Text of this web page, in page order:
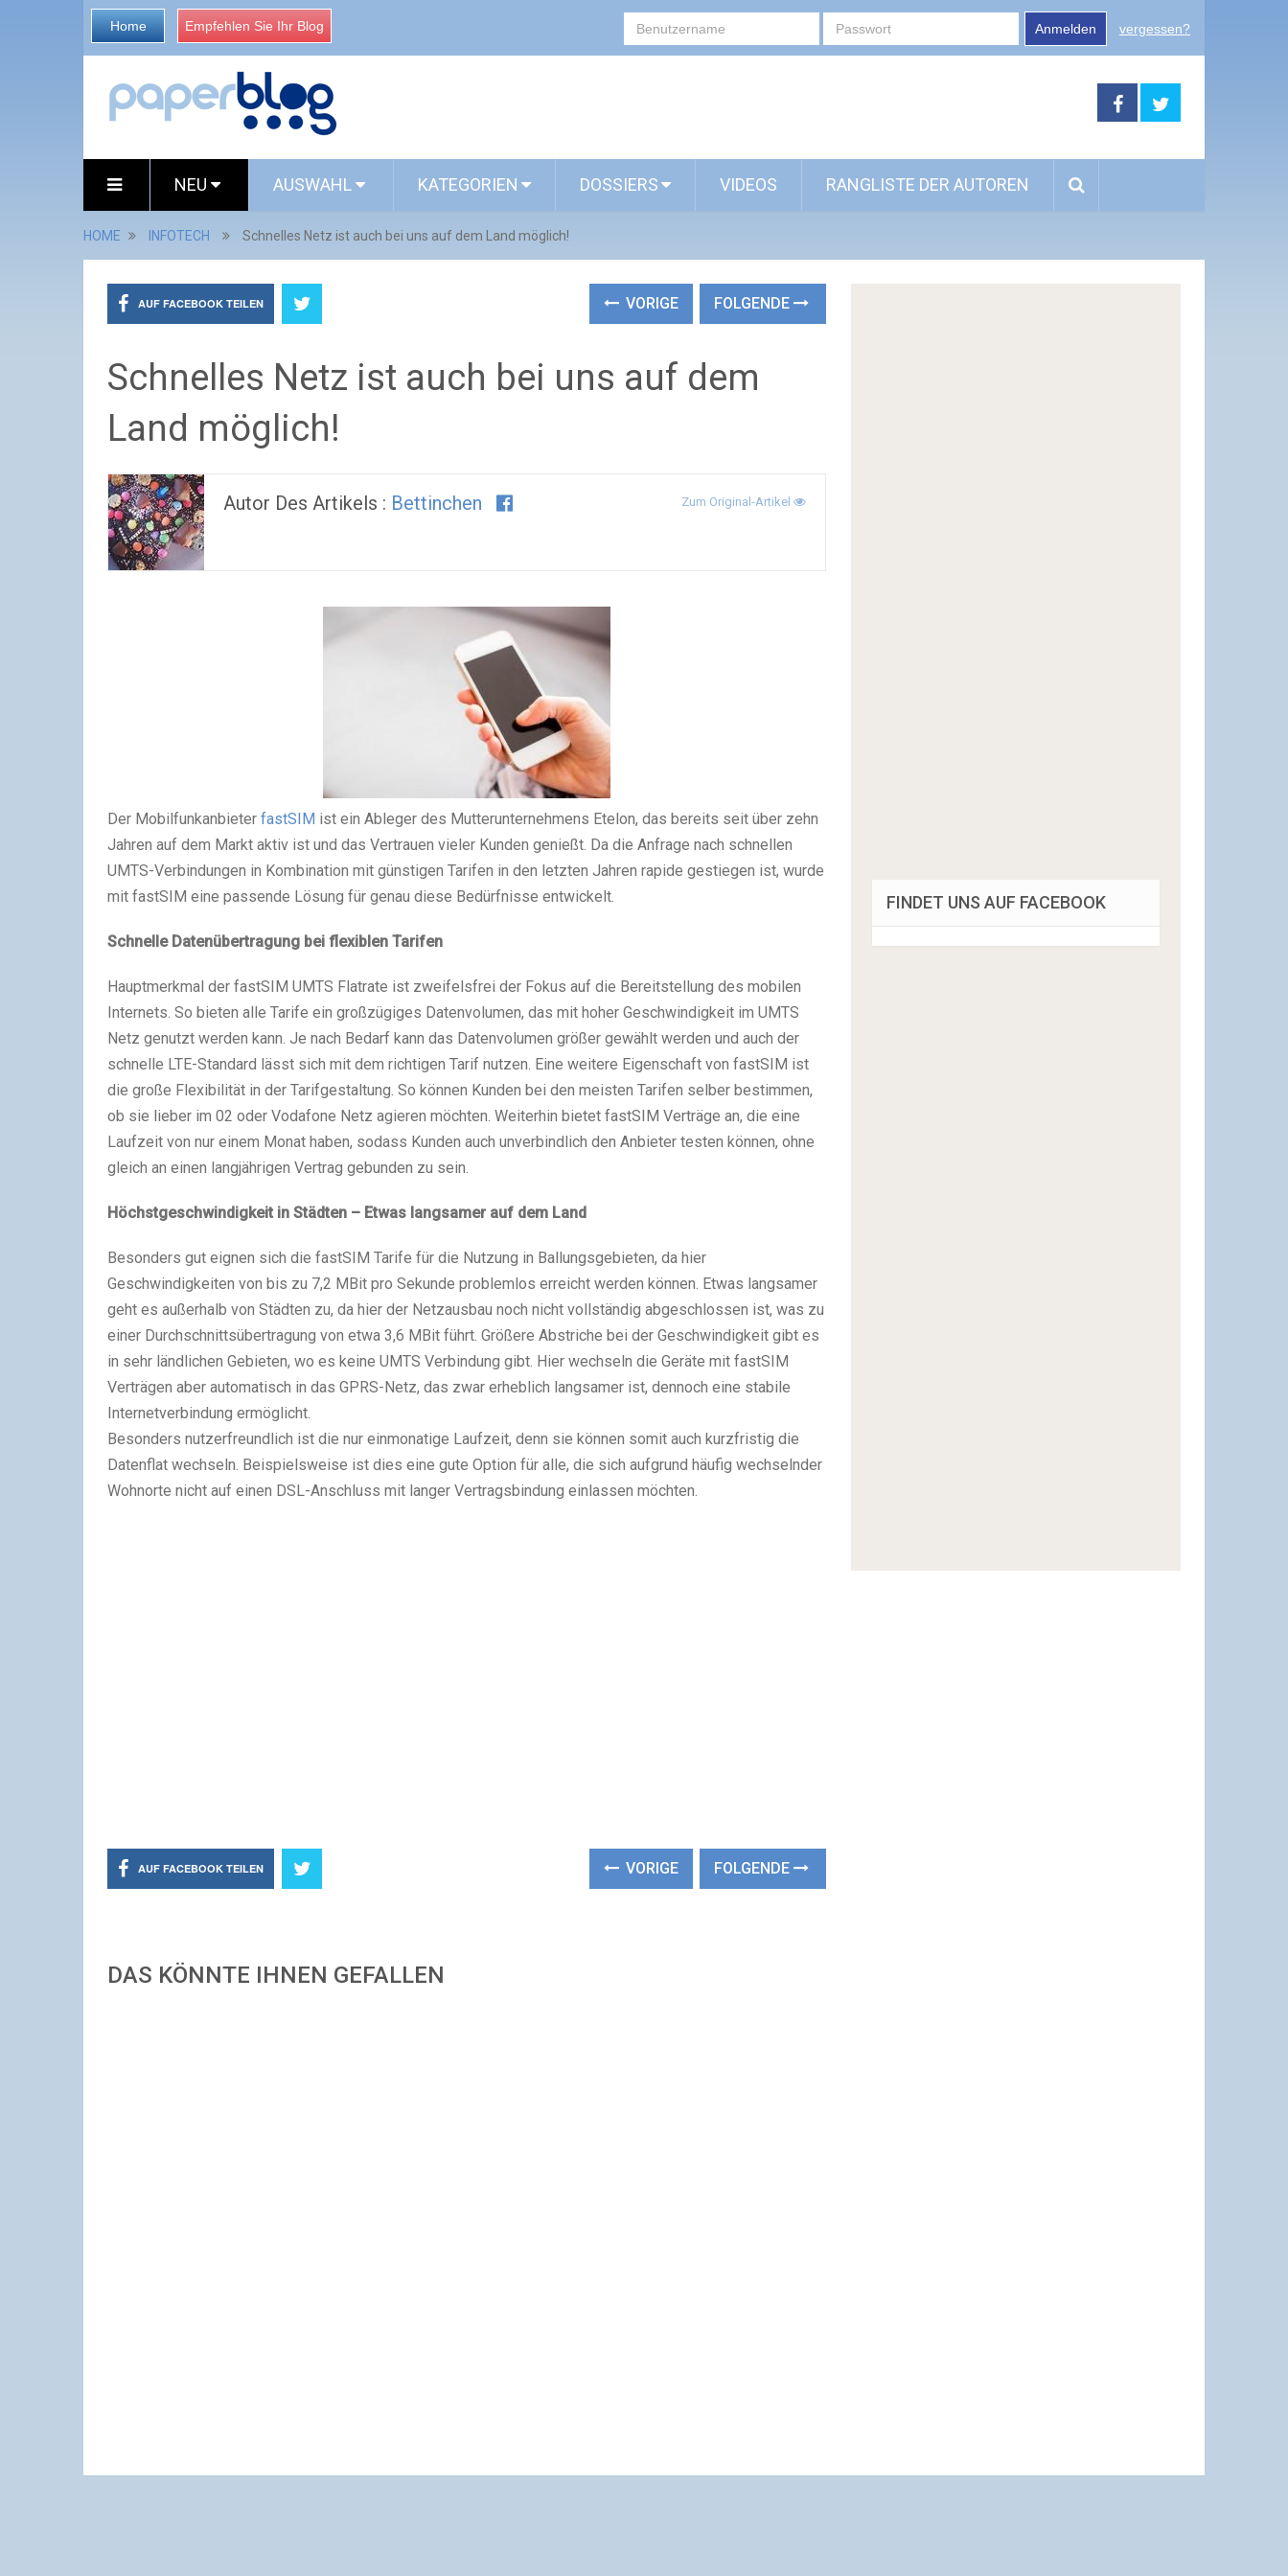
Home Empfehlen Sie Ihr Blog Anmelden vergessen?
NEU AUSWAHL KATEGORIEN DOSSIERS VIDEOS RANGLISTE DER AUTOREN
HOME INFOTECH Schnelles Netz ist auch bei uns auf dem Land möglich!
AUF FACEBOOK TEILEN VORIGE FOLGENDE
Schnelles Netz ist auch bei uns auf dem
Land möglich!
Autor Des Artikels : Bettinchen Zum Original-Artikel
Der Mobilfunkanbieter fastSIM ist ein Ableger des Mutterunternehmens Etelon, das bereits seit über zehn
Jahren auf dem Markt aktiv ist und das Vertrauen vieler Kunden genießt. Da die Anfrage nach schnellen
UMTS-Verbindungen in Kombination mit günstigen Tarifen in den letzten Jahren rapide gestiegen ist, wurde
mit fastSIM eine passende Lösung für genau diese Bedürfnisse entwickelt.
Schnelle Datenübertragung bei flexiblen Tarifen
Hauptmerkmal der fastSIM UMTS Flatrate ist zweifelsfrei der Fokus auf die Bereitstellung des mobilen
Internets. So bieten alle Tarife ein großzügiges Datenvolumen, das mit hoher Geschwindigkeit im UMTS
Netz genutzt werden kann. Je nach Bedarf kann das Datenvolumen größer gewählt werden und auch der
schnelle LTE-Standard lässt sich mit dem richtigen Tarif nutzen. Eine weitere Eigenschaft von fastSIM ist
die große Flexibilität in der Tarifgestaltung. So können Kunden bei den meisten Tarifen selber bestimmen,
ob sie lieber im 02 oder Vodafone Netz agieren möchten. Weiterhin bietet fastSIM Verträge an, die eine
Laufzeit von nur einem Monat haben, sodass Kunden auch unverbindlich den Anbieter testen können, ohne
gleich an einen langjährigen Vertrag gebunden zu sein.
Höchstgeschwindigkeit in Städten – Etwas langsamer auf dem Land
Besonders gut eignen sich die fastSIM Tarife für die Nutzung in Ballungsgebieten, da hier
Geschwindigkeiten von bis zu 7,2 MBit pro Sekunde problemlos erreicht werden können. Etwas langsamer
geht es außerhalb von Städten zu, da hier der Netzausbau noch nicht vollständig abgeschlossen ist, was zu
einer Durchschnittsübertragung von etwa 3,6 MBit führt. Größere Abstriche bei der Geschwindigkeit gibt es
in sehr ländlichen Gebieten, wo es keine UMTS Verbindung gibt. Hier wechseln die Geräte mit fastSIM
Verträgen aber automatisch in das GPRS-Netz, das zwar erheblich langsamer ist, dennoch eine stabile
Internetverbindung ermöglicht.
Besonders nutzerfreundlich ist die nur einmonatige Laufzeit, denn sie können somit auch kurzfristig die
Datenflat wechseln. Beispielsweise ist dies eine gute Option für alle, die sich aufgrund häufig wechselnder
Wohnorte nicht auf einen DSL-Anschluss mit langer Vertragsbindung einlassen möchten.
AUF FACEBOOK TEILEN VORIGE FOLGENDE
DAS KÖNNTE IHNEN GEFALLEN
FINDET UNS AUF FACEBOOK